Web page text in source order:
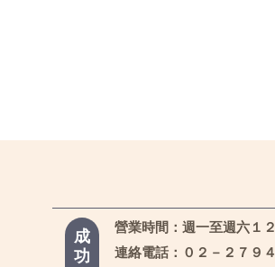
成
功
營業時間：週一至週六１
連絡電話：０２－２７９